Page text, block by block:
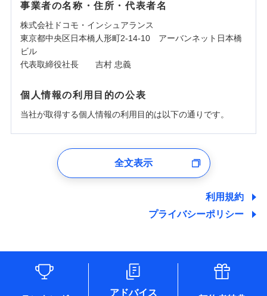
事業者の名称・住所・代表者名
株式会社ドコモ・インシュアランス
東京都中央区日本橋人形町2-14-10 アーバンネット日本橋
ビル
代表取締役社長 吉村 忠義
個人情報の利用目的の公表
当社が取得する個人情報の利用目的は以下の通りです。
ユーザー登録受付および、管理のため
しくは委託を受けている保険会社・提携会社の保険その他に
関する情報を提供し、金融商品等の契約を勧奨するため、ま
た維持管理等の委託業務遂行のため、またそれらに付帯、関
情報を取引のある他の保険会社の商品・サービスをご提案す
るために利用させていただくことがあります。）
各種セミナーの開催のため
コンサルティングサービスの実施のため
全文表示
利用規約
プライバシーポリシー
アドバイス